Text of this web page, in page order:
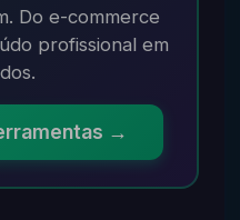
Do e-commerce
profissional em
→